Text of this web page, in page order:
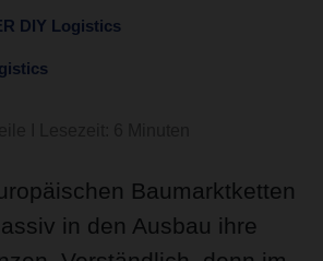
DIY Logistics
Baumarktketten
in den Ausbau ihre